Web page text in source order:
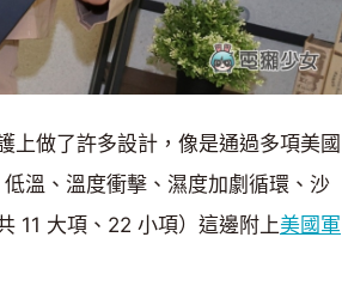
上做了許多設計，像是通過多項美國
溫、溫度衝擊、濕度加劇循環、沙
11 大項、22 小項）這邊附上美國軍